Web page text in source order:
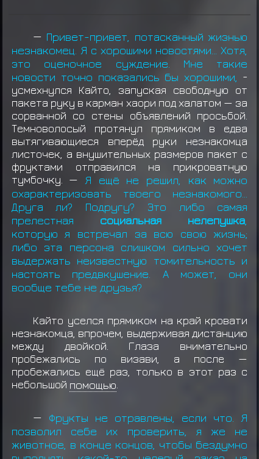
— Привет-привет, потасканный жизнью
незнакомец. Я с хорошими новостями… Хотя,
это оценочное суждение. Мне такие
новости точно показались бы хорошими, -
усмехнулся Кайто, запуская свободную от
пакета руку в карман хаори под халатом — за
сорванной со стены объявлений просьбой.
Темноволосый протянул прямиком в едва
вытягивающиеся вперёд руки незнакомца
листочек, а внушительных размеров пакет с
фруктами отправился на прикроватную
тумбочку. — Я ещё не решил, как можно
охарактеризовать твоего незнакомого…
Друга ли? Подругу? Это либо самая
прелестная социальная нелепушка,
которую я встречал за всю свою жизнь;
либо эта персона слишком сильно хочет
выдержать неизвестную томительность и
настоять предвкушение. А может, они
вообще тебе не друзья?
Кайто уселся прямиком на край кровати
незнакомца, впрочем, выдерживая дистанцию
между двойкой. Глаза внимательно
пробежались по визави, а после —
пробежались ещё раз, только в этот раз с
небольшой помощью
— Фрукты не отравлены, если что. Я
позволил себе их проверить, я же не
животное, в конце концов, чтобы бездумно